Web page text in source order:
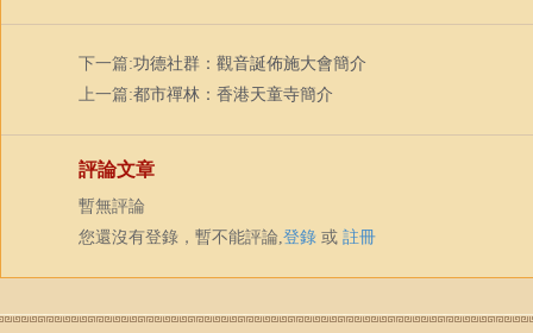
下一篇:功德社群：觀音誕佈施大會簡介
上一篇:都市禪林：香港天童寺簡介
評論文章
暫無評論
您還沒有登錄，暫不能評論,登錄 或 註冊